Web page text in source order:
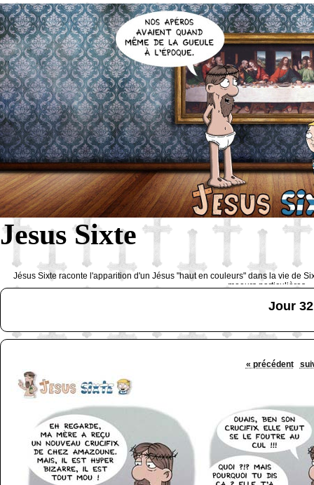
Jesus Sixte
Jésus Sixte raconte l'apparition d'un Jésus "haut en couleurs" dans la vie de
moeurs particulières
Jour 32
« précédent